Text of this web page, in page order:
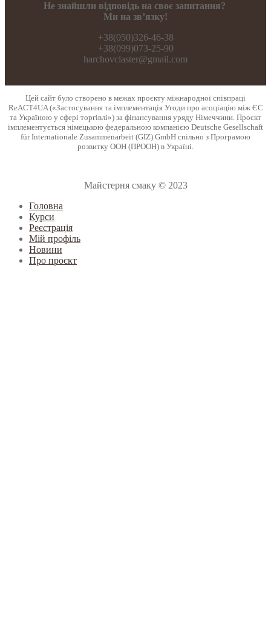
Не знайшли відповідь на своє запитання?
Ми на зв’язку!
+38(050)326-46-38
+38(099)073-25-90
harchovclaster@gmail.com
Цей сайт було створено в межах проєкту міжнародної співпраці
ReACT4UA («Застосування та імплементація Угоди про асоціацію між ЄС
та Україною у сфері торгівлі») за фінансування уряду Німеччини. Проєкт
імплементується німецькою федеральною компанією Deutsche Gesellschaft
für Internationale Zusammenarbeit (GIZ) GmbH спільно з Програмою
розвитку ООН (ПРООН) в Україні.
Майстерня смаку © 2023
Головна
Курси
Реєстрація
Мій профіль
Новини
Про проєкт